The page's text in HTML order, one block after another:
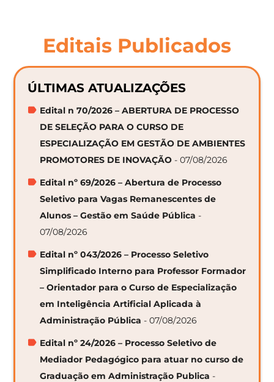
Editais Publicados
ÚLTIMAS ATUALIZAÇÕES
Edital n 70/2026 – ABERTURA DE PROCESSO
DE SELEÇÃO PARA O CURSO DE
ESPECIALIZAÇÃO EM GESTÃO DE AMBIENTES
PROMOTORES DE INOVAÇÃO - 07/08/2026
Edital nº 69/2026 – Abertura de Processo
Seletivo para Vagas Remanescentes de
Alunos – Gestão em Saúde Pública -
07/08/2026
Edital nº 043/2026 – Processo Seletivo
Simplificado Interno para Professor Formador
– Orientador para o Curso de Especialização
em Inteligência Artificial Aplicada à
Administração Pública - 07/08/2026
Edital nº 24/2026 – Processo Seletivo de
Mediador Pedagógico para atuar no curso de
Graduação em Administração Publica -